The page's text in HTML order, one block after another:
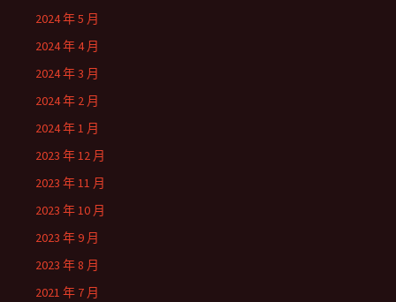
2024 年 5 月
2024 年 4 月
2024 年 3 月
2024 年 2 月
2024 年 1 月
2023 年 12 月
2023 年 11 月
2023 年 10 月
2023 年 9 月
2023 年 8 月
2021 年 7 月